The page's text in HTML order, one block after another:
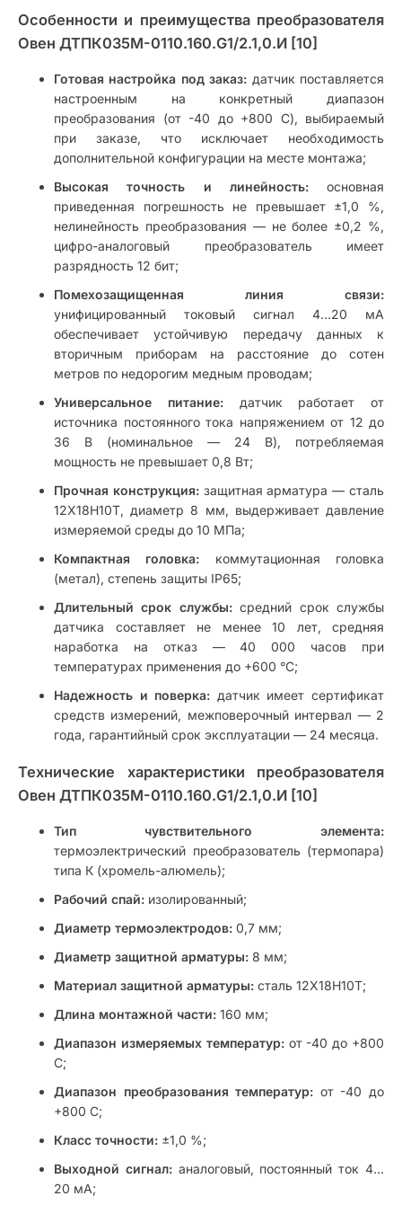
Особенности и преимущества преобразователя
Овен ДТПК035М-0110.160.G1/2.1,0.И [10]
Готовая настройка под заказ: датчик поставляется
настроенным на конкретный диапазон
преобразования (от -40 до +800 C), выбираемый
при заказе, что исключает необходимость
дополнительной конфигурации на месте монтажа;
Высокая точность и линейность:основная
приведенная погрешность не превышает ±1,0 %,
нелинейность преобразования — не более ±0,2 %,
цифро-аналоговый преобразователь имеет
разрядность 12 бит;
Помехозащищенная линия связи:
унифицированный токовый сигнал 4…20 мА
обеспечивает устойчивую передачу данных к
вторичным приборам на расстояние до сотен
метров по недорогим медным проводам;
Универсальное питание:датчик работает от
источника постоянного тока напряжением от 12 до
36 В (номинальное — 24 В), потребляемая
мощность не превышает 0,8 Вт;
Прочная конструкция:защитная арматура — сталь
12Х18Н10Т, диаметр 8 мм, выдерживает давление
измеряемой среды до 10 МПа;
Компактная головка: коммутационная головка
(метал), степень защиты IP65;
Длительный срок службы:средний срок службы
датчика составляет не менее 10 лет, средняя
наработка на отказ — 40 000 часов при
температурах применения до +600 °С;
Надежность и поверка: датчик имеет сертификат
средств измерений, межповерочный интервал — 2
года, гарантийный срок эксплуатации — 24 месяца.
Технические характеристики преобразователя
Овен ДТПК035М-0110.160.G1/2.1,0.И [10]
Тип чувствительного элемента:
термоэлектрический преобразователь (термопара)
типа К (хромель-алюмель);
Рабочий спай: изолированный;
Диаметр термоэлектродов: 0,7 мм;
Диаметр защитной арматуры: 8 мм;
Материал защитной арматуры: сталь 12Х18Н10Т;
Длина монтажной части: 160 мм;
Диапазон измеряемых температур:от -40 до +800
C;
Диапазон преобразования температур: от -40 до
+800 C;
Класс точности: ±1,0 %;
Выходной сигнал:аналоговый, постоянный ток 4…
20 мА;